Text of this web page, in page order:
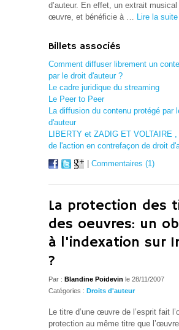
d’auteur. En effet, un extrait
œuvre, et bénéficie à … Lire la
Billets associés
Comment diffuser librement un
par le droit d'auteur ?
Le cadre juridique du streaming
Le Peer to Peer
La diffusion du contenu protégé par
d'auteur
LIBERTY et ZADIG ET VOLTAIRE
de l'action en contrefaçon de droit
Commentaires (1)
La protection des
des oeuvres: un
à l'indexation sur
?
Par : Blandine Poidevin le 28/11/2007
Catégories : Droits d'auteur
Le titre d’une œuvre de l’esprit fait
protection au même titre que l’œuvre